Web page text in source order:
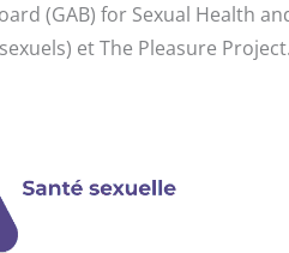
(GAB) for Sexual Health
et The Pleasure Project.